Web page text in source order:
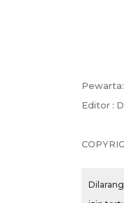
Editor :